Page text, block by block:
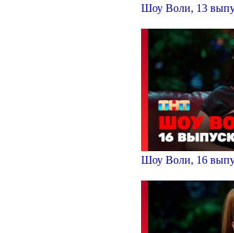
Шоу Воли, 13
Шоу Воли, 16